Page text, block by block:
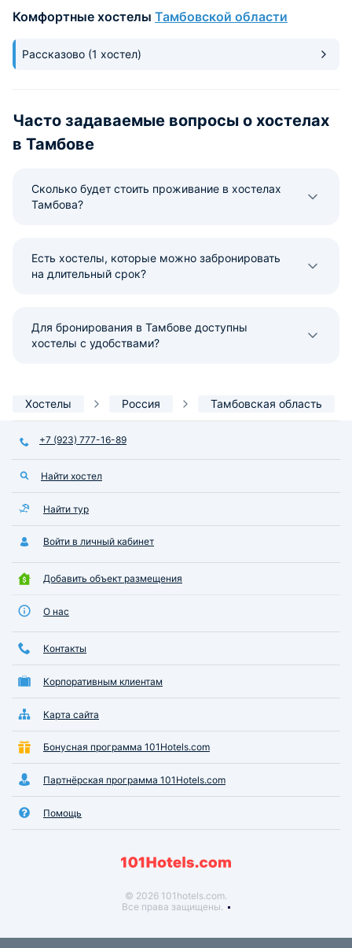
Комфортные хостелы Тамбовской области
Рассказово (1 хостел)
Часто задаваемые вопросы о хоcтелах
в Тамбове
Сколько будет стоить проживание в хостелах
Тамбова?
Есть хостелы, которые можно забронировать
на длительный срок?
Для бронирования в Тамбове доступны
хостелы с удобствами?
Хостелы Россия Тамбовская область
+7 (923) 777-16-89
Найти хостел
Найти тур
Войти в личный кабинет
Добавить объект размещения
О нас
Контакты
Корпоративным клиентам
Карта сайта
Бонусная программа 101Hotels.com
Партнёрская программа 101Hotels.com
Помощь
© 2026 101hotels.com.
Все права защищены.